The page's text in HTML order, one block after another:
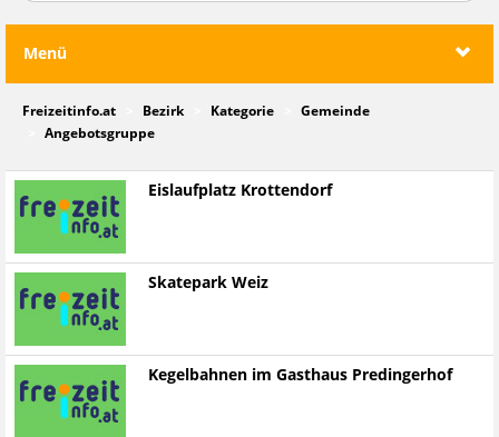
Menü
Freizeitinfo.at Bezirk Kategorie
Gemeinde
Angebotsgruppe
Eislaufplatz Krottendorf
Skatepark Weiz
Kegelbahnen im Gasthaus Predingerhof